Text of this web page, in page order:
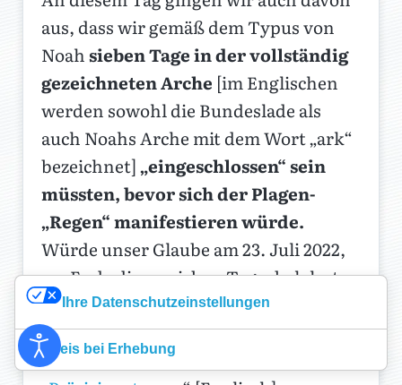
aus, dass wir gemäß dem Typus von
Noahsieben Tage in der vollständig
gezeichneten Arche [im Englischen
werden sowohl die Bundeslade als
auch Noahs Arche mit dem Wort „ark“
bezeichnet]„eingeschlossen“ sein
müssten, bevor sich der Plagen-
„Regen“ manifestieren würde.
Würde unser Glaube am 23. Juli 2022,
am Ende dieser sieben Tage, belohnt
und wir zum Sehen kommen? Dieses
Datum wurde auch durch Pastor Dana
Coverstone in seinem
Ihre Datenschutzeinstellungen
Hinweis bei Erhebung